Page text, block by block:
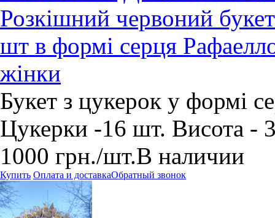
Розкішний червоний
шт в формі серця
жінки
Букет з цукерок у формі
Цукерки -16 шт. Висота -
1000 грн./шт.В наличии
Купить Оплата и доставкаОбратный звонок